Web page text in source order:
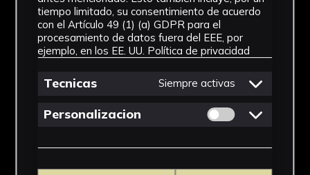
tiempo limitado, su consentimiento de acuerdo
con el Artículo 49 (1) (a) GDPR para el
procesamiento de datos fuera del EEE, por
ejemplo, en los EE. UU. Política de privacidad
Tecnicas Siempre activas
Personalizacion Permitir cookies